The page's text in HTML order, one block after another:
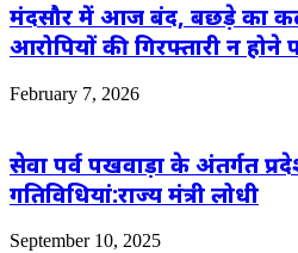
मंदसौर में आज बंद, बछड़े का
आरोपियों की गिरफ्तारी न
February 7, 2026
सेवा पर्व पखवाड़ा के अंतर्गत
गतिविधियां:राज्य मंत्री लोधी
September 10, 2025